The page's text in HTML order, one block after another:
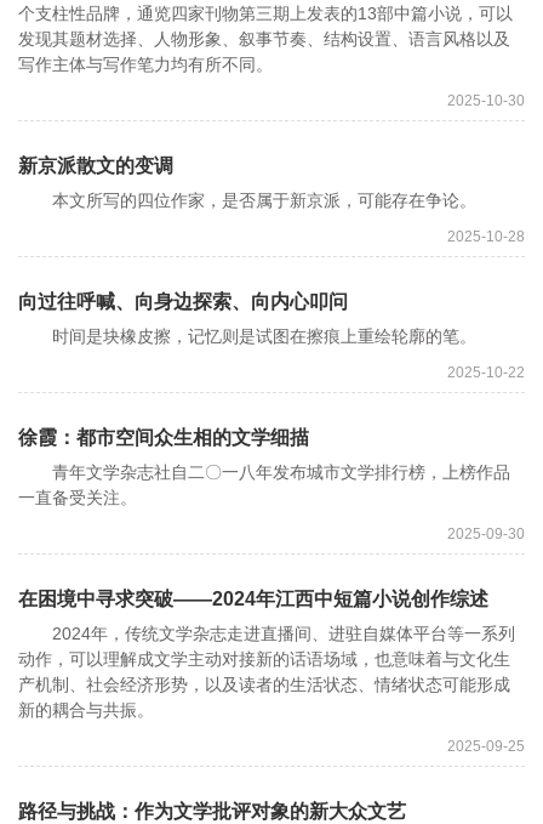
个支柱性品牌，通览四家刊物第三期上发表的13部中篇小说，可以
发现其题材选择、人物形象、叙事节奏、结构设置、语言风格以及
写作主体与写作笔力均有所不同。
2025-10-30
新京派散文的变调
本文所写的四位作家，是否属于新京派，可能存在争论。
2025-10-28
向过往呼喊、向身边探索、向内心叩问
时间是块橡皮擦，记忆则是试图在擦痕上重绘轮廓的笔。
2025-10-22
徐霞：都市空间众生相的文学细描
青年文学杂志社自二〇一八年发布城市文学排行榜，上榜作品
一直备受关注。
2025-09-30
在困境中寻求突破——2024年江西中短篇小说创作综述
2024年，传统文学杂志走进直播间、进驻自媒体平台等一系列
动作，可以理解成文学主动对接新的话语场域，也意味着与文化生
产机制、社会经济形势，以及读者的生活状态、情绪状态可能形成
新的耦合与共振。
2025-09-25
路径与挑战：作为文学批评对象的新大众文艺